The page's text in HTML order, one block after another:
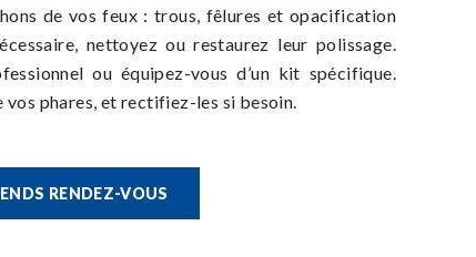
de vos feux : trous, fêlures et opacification
nettoyez ou restaurez leur polissage.
ou équipez-vous d’un kit spécifique.
phares, et rectifiez-les si besoin.
RENDEZ-VOUS